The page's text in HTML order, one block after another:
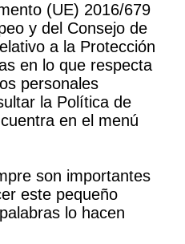
(UE) 2016/679
y del Consejo de
a la Protección
en lo que respecta
personales
la Política de
en el menú
son importantes
este pequeño
lo hacen